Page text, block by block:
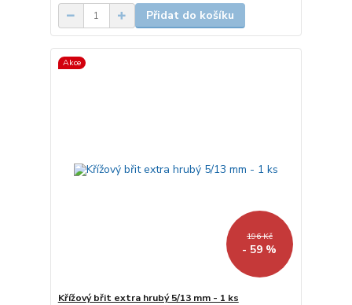
Přidat do košíku
Akce
196 Kč
- 59 %
Křížový břit extra hrubý 5/13 mm - 1 ks